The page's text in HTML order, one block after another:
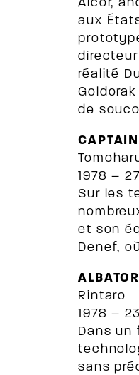
Alcor,
aux
réalité
de
1978 –
Sur les
et son
Denef,
ALBATOR
Rintaro
1978 –
Dans un
sans